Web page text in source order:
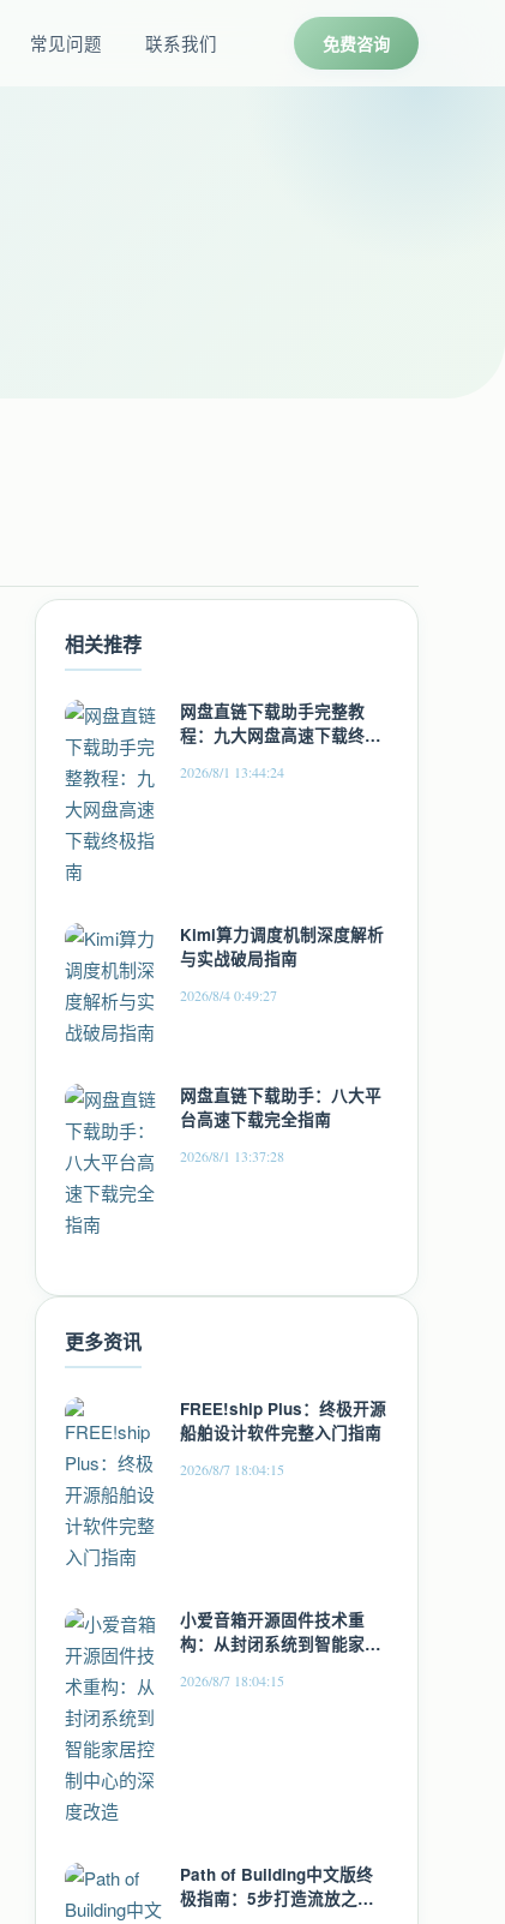
常见问题 联系我们 免费咨询
相关推荐
网盘直链下载助手完整教
程：九大网盘高速下载终极
2026/8/1 13:44:24
Kimi算力调度机制深度解析
与实战破局指南
2026/8/4 0:49:27
网盘直链下载助手：八大平
台高速下载完全指南
2026/8/1 13:37:28
更多资讯
FREE!ship Plus：终极开源
船舶设计软件完整入门指南
2026/8/7 18:04:15
小爱音箱开源固件技术重
构：从封闭系统到智能家居
2026/8/7 18:04:15
Path of Building中文版终
极指南：5步打造流放之路